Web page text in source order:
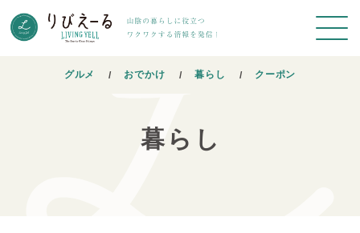
グルメ おでかけ 暮らし クーポン
暮らし